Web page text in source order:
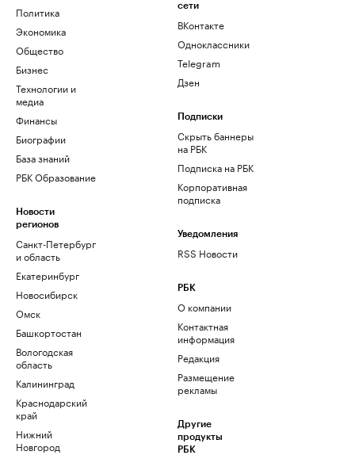
Политика
Экономика
Общество
Бизнес
Технологии и
медиа
Финансы
Биографии
База знаний
РБК Образование
Новости
регионов
Санкт-Петербург
и область
Екатеринбург
Новосибирск
Омск
Башкортостан
Вологодская
область
Калининград
Краснодарский
край
Нижний
Новгород
сети
ВКонтакте
Одноклассники
Telegram
Дзен
Подписки
Скрыть баннеры
на РБК
Подписка на РБК
Корпоративная
подписка
Уведомления
RSS Новости
РБК
О компании
Контактная
информация
Редакция
Размещение
рекламы
Другие
продукты
РБК